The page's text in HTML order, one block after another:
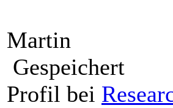
Martin
Gespeichert
Profil bei